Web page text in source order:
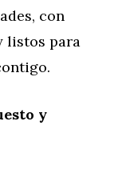
con
listos para
y